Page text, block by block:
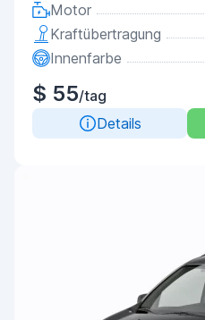
Motor
Kraftübertragung
Innenfarbe
$ 55/tag
Details